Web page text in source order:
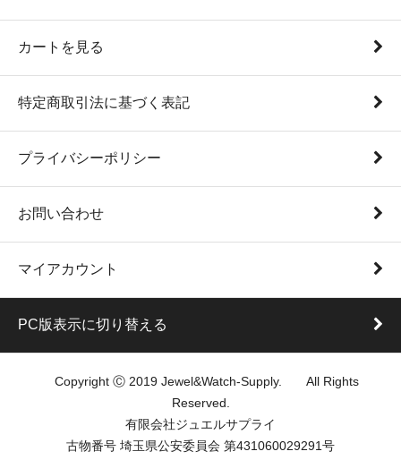
カートを見る
特定商取引法に基づく表記
プライバシーポリシー
お問い合わせ
マイアカウント
PC版表示に切り替える
Copyright Ⓒ 2019 Jewel&Watch-Supply. All Rights
Reserved.
有限会社ジュエルサプライ
古物番号 埼玉県公安委員会 第431060029291号